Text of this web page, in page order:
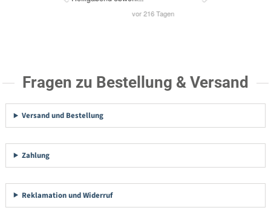
Fragen zu Bestellung & Versand
Versand und Bestellung
Zahlung
Reklamation und Widerruf